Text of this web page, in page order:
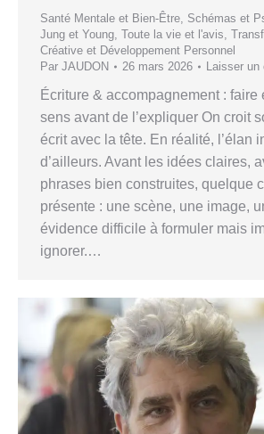
Santé Mentale et Bien-Être, Schémas et
Jung et Young, Toute la vie et l'avis,
Créative et Développement Personnel
Par JAUDON 26 mars 2026 Laisser un
Écriture & accompagnement : faire
sens avant de l’expliquer On croit
écrit avec la tête. En réalité, l’élan
d’ailleurs. Avant les idées claires,
phrases bien construites, quelque
présente : une scène, une image,
évidence difficile à formuler mais
ignorer.…